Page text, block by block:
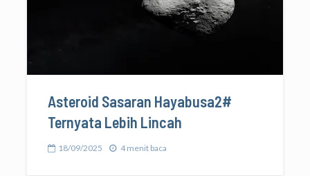
Asteroid Sasaran Hayabusa2#
Ternyata Lebih Lincah
18/09/2025 4 menit baca